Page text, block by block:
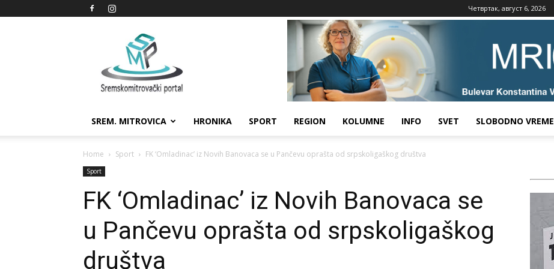
Четвртак, август 6, 2026
Sremskomitrovački
portal
SREM. MITROVICA HRONIKA SPORT REGION KOLUMNE INFO SVET SLOBODNO VREME
Home Sport FK ‘Omladinac’ iz Novih Banovaca se u Pančevu oprašta od srpskoligaškog društva
Sport
FK ‘Omladinac’ iz Novih Banovaca se
u Pančevu oprašta od srpskoligaškog
društva